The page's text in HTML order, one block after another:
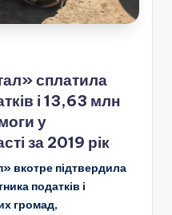
сплатила
і 13,63 млн
у
за 2019 рік
вкотре підтвердила
податків і
громад,